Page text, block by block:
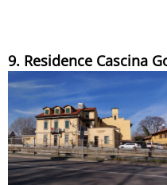
9. Residence Cascina